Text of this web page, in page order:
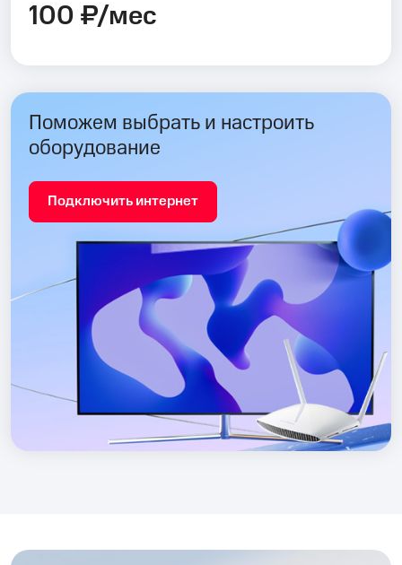
100 ₽/мес
Поможем выбрать и настроить
оборудование
Подключить интернет